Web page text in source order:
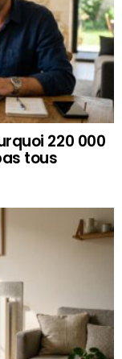
220 000
tous